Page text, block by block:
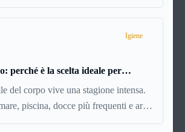
il canone, per cui si comincia a
abitazione: è legittimo chiedersi se è
il contratto di locazione
prima che
guida capiremo come inviare la
contratto di affitto.
Igiene
perché è la scelta ideale per
del corpo vive una stagione intensa.
piscina, docce più frequenti e aria
renderla meno morbida, più